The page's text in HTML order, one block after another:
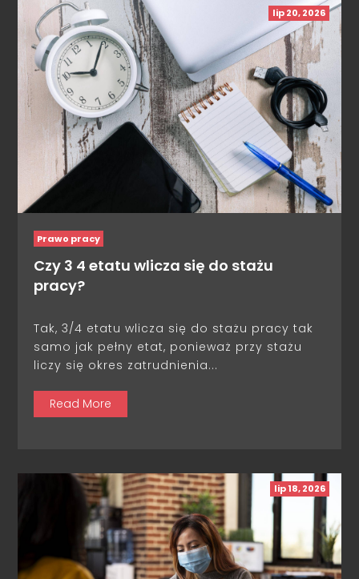
lip 20, 2026
Prawo pracy
Czy 3 4 etatu wlicza się do stażu
pracy?
Tak, 3/4 etatu wlicza się do stażu pracy tak
samo jak pełny etat, ponieważ przy stażu
liczy się okres zatrudnienia...
Read More
lip 18, 2026